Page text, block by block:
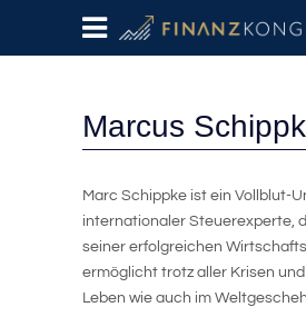
Marcus
Marc Schippke ist ein Vollblut-
internationaler Steuerexperte,
seiner erfolgreichen
ermöglicht trotz aller Krisen
Leben wie auch im